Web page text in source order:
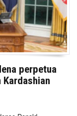
perpetua